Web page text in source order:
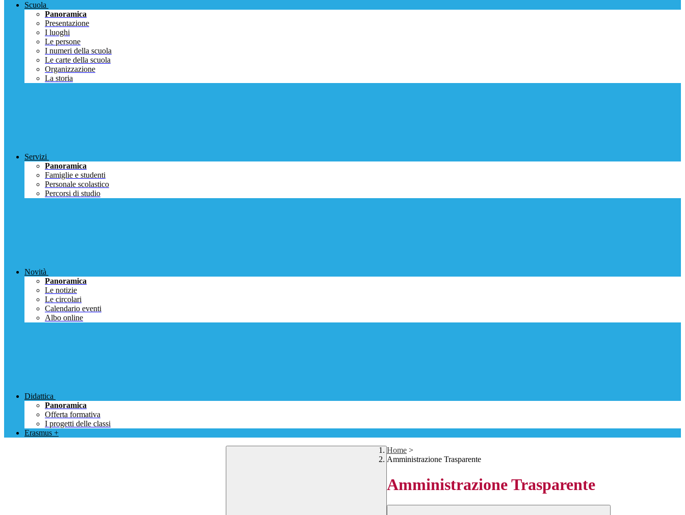
Scuola
Panoramica
Presentazione
I luoghi
Le persone
I numeri della scuola
Le carte della scuola
Organizzazione
La storia
Servizi
Panoramica
Famiglie e studenti
Personale scolastico
Percorsi di studio
Novità
Panoramica
Le notizie
Le circolari
Calendario eventi
Albo online
Didattica
Panoramica
Offerta formativa
I progetti delle classi
Erasmus +
Home >
Amministrazione Trasparente
Amministrazione Trasparente